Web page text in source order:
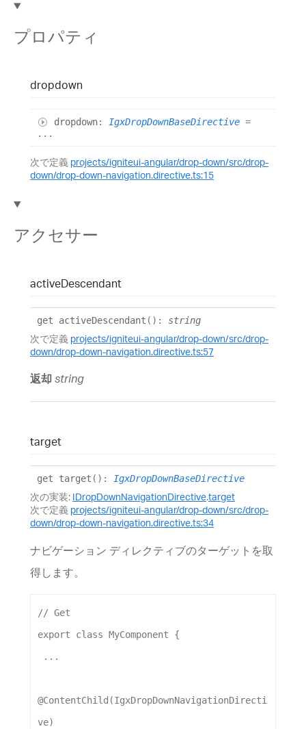
プロパティ
dropdown
dropdown: IgxDropDownBaseDirective =
...
次で定義 projects/igniteui-angular/drop-down/src/drop-
down/drop-down-navigation.directive.ts:15
アクセサー
activeDescendant
get activeDescendant () : string
次で定義 projects/igniteui-angular/drop-down/src/drop-
down/drop-down-navigation.directive.ts:57
返却 string
target
get target () : IgxDropDownBaseDirective
次の実装: IDropDownNavigationDirective.target
次で定義 projects/igniteui-angular/drop-down/src/drop-
down/drop-down-navigation.directive.ts:34
ナビゲーション ディレクティブのターゲットを取
得します。
// Get
export
class MyComponent {
...
@ContentChild (IgxDropDownNavigationDirecti
ve)